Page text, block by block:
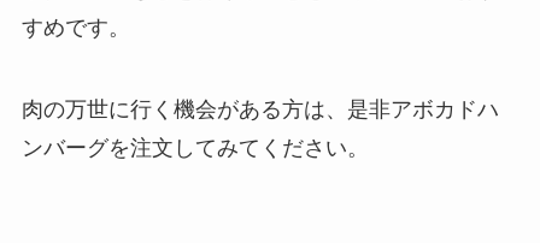
すめです。
肉の万世に行く機会がある方は、是非アボカドハ
ンバーグを注文してみてください。